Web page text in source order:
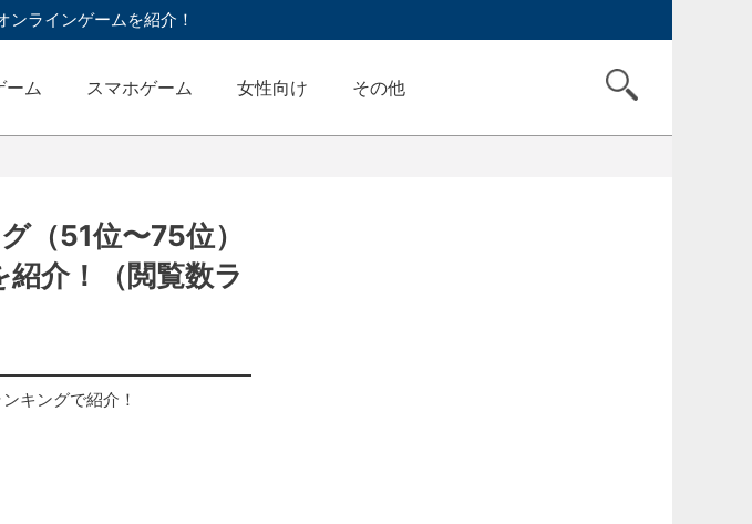
ンラインゲームを紹介！
ーム スマホゲーム 女性向け その他
（51位〜75位）
介！（閲覧数ラ
キングで紹介！